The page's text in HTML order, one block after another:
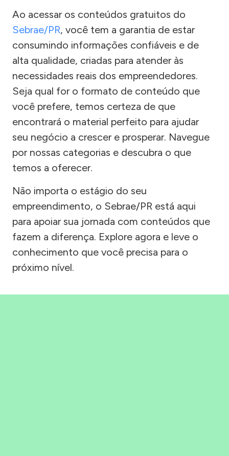
Ao acessar os conteúdos gratuitos do
Sebrae/PR, você tem a garantia de estar
consumindo informações confiáveis e de
alta qualidade, criadas para atender às
necessidades reais dos empreendedores.
Seja qual for o formato de conteúdo que
você prefere, temos certeza de que
encontrará o material perfeito para ajudar
seu negócio a crescer e prosperar. Navegue
por nossas categorias e descubra o que
temos a oferecer.
Não importa o estágio do seu
empreendimento, o Sebrae/PR está aqui
para apoiar sua jornada com conteúdos que
fazem a diferença. Explore agora e leve o
conhecimento que você precisa para o
próximo nível.